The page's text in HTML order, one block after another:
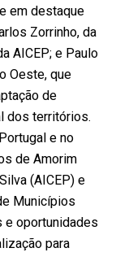
em destaque
Zorrinho, da
AICEP; e Paulo
Oeste, que
de
dos territórios.
e no
de Amorim
(AICEP) e
Municípios
e oportunidades
para